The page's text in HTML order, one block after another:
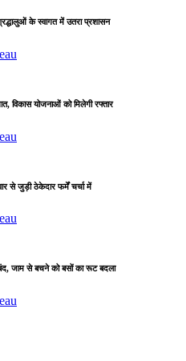
के स्वागत में उतरा प्रशासन
विकास योजनाओं को मिलेगी रफ्तार
से जुड़ी ठेकेदार फर्में चर्चा में
बंद, जाम से बचने को बसों का रूट बदला